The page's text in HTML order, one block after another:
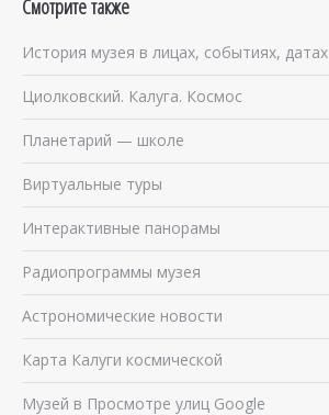
Смотрите также
История музея в лицах, событиях, датах
Циолковский. Калуга. Космос
Планетарий — школе
Виртуальные туры
Интерактивные панорамы
Радиопрограммы музея
Астрономические новости
Карта Калуги космической
Музей в Просмотре улиц Google